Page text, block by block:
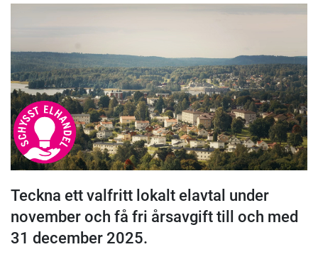
Teckna ett valfritt lokalt elavtal under
november och få fri årsavgift till och med
31 december 2025.